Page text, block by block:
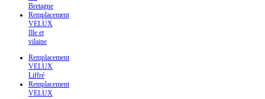
Bretagne
Remplacement
VELUX
Ille et
vilaine
Remplacement
VELUX
Liffré
Remplacement
VELUX